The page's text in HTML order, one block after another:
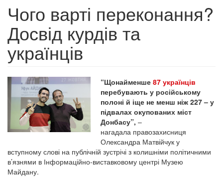
Чого варті переконання?
Досвід курдів та
українців
“Щонайменше87 українців
перебувають у російському
полоні й іще не менш ніж 227 – у
підвалах окупованих міст
Донбасу”, –
нагадала правозахисниця
Олександра Матвійчук у
вступному слові на публічній зустрічі з колишніми політичними
в’язнями в Інформаційно-виставковому центрі Музею
Майдану.